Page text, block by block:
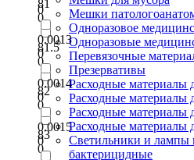
81
0
81.5
0
82
0
83
0
0
0.0013
0
0.0014
0
0.0015
0
Мешки
Одноразовое
Одноразовые
Перевязочные
Презервативы
Расходные материалы
Расходные материалы
Расходные материалы
Расходные
Светильники и лампы
бактерицидные